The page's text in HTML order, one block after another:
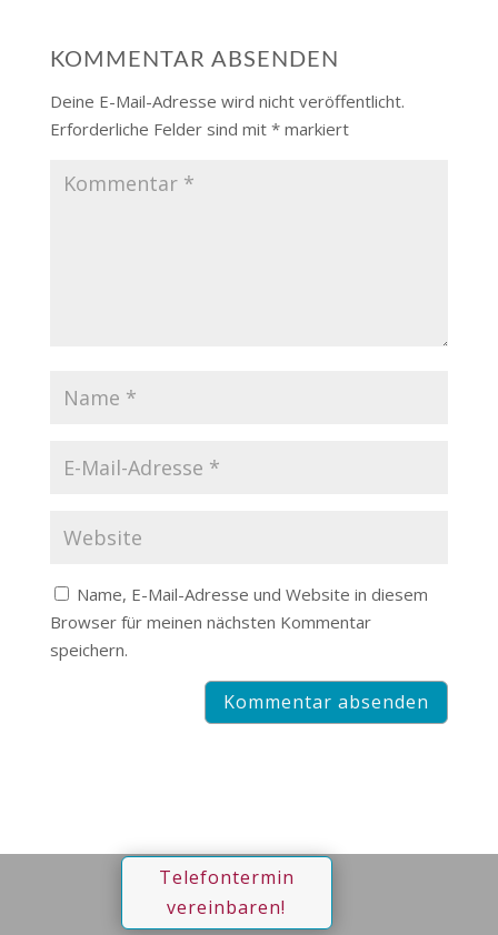
KOMMENTAR ABSENDEN
Deine E-Mail-Adresse wird nicht veröffentlicht.
Erforderliche Felder sind mit *markiert
Name, E-Mail-Adresse und Website in diesem
Browser für meinen nächsten Kommentar
speichern.
Telefontermin
vereinbaren!